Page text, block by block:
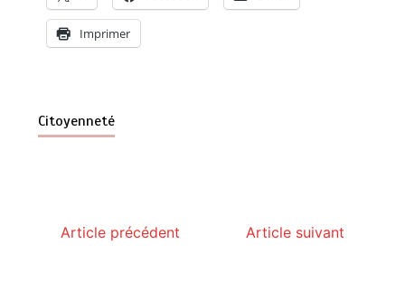
Imprimer
Citoyenneté
Article précédent Article suivant